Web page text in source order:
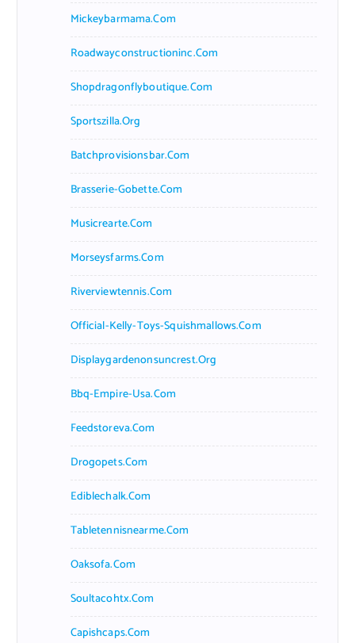
Mickeybarmama.com
Roadwayconstructioninc.com
Shopdragonflyboutique.com
Sportszilla.org
Batchprovisionsbar.com
Brasserie-Gobette.com
Musicrearte.com
Morseysfarms.com
Riverviewtennis.com
Official-Kelly-Toys-Squishmallows.com
Displaygardenonsuncrest.org
Bbq-Empire-Usa.com
Feedstoreva.com
Drogopets.com
Ediblechalk.com
Tabletennisnearme.com
Oaksofa.com
Soultacohtx.com
Capishcaps.com